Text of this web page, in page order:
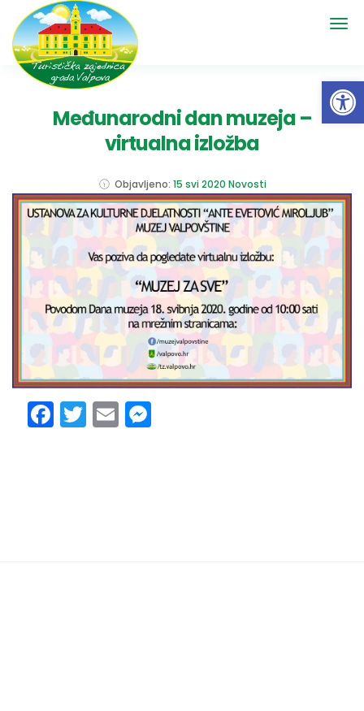
Međunarodni dan muzeja –
virtualna izložba
Objavljeno: 15 svi 2020 Novosti
Facebook
Twitter
Email